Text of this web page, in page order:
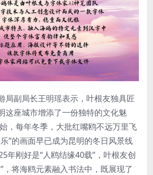
局副局长王明瑶表示，叶根友独具匠
这座城市增添了一份独特的文化魅
，每年冬季，大批红嘴鸥不远万里飞
”的画面早已成为昆明的冬日风景线
年刚好是“人鸥结缘40载”，叶根友创
，将海鸥元素融入书法中，既展现了